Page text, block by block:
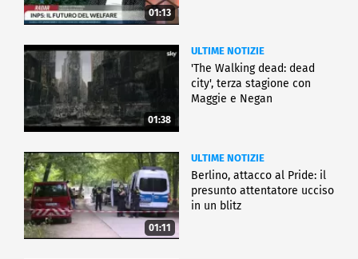
01:13
01:38
ULTIME NOTIZIE
'The Walking dead: dead
city', terza stagione con
Maggie e Negan
01:11
ULTIME NOTIZIE
Berlino, attacco al Pride: il
presunto attentatore ucciso
in un blitz